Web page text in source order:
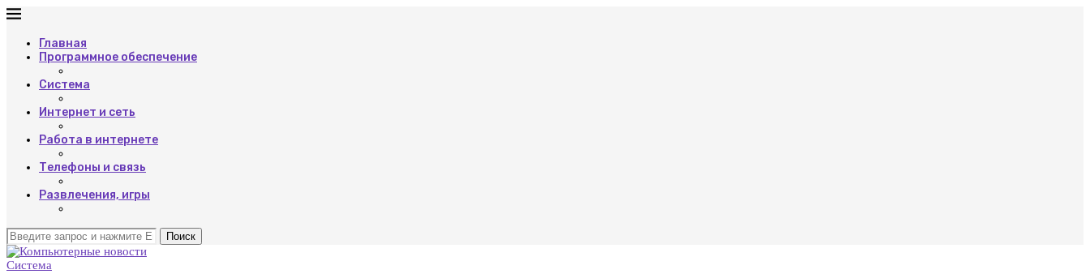
Главная
Программное обеспечение
Система
Интернет и сеть
Работа в интернете
Телефоны и связь
Развлечения, игры
Поиск
Система